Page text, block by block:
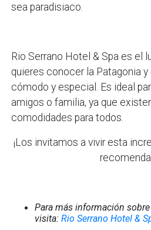
sea paradisiaco.
Rio Serrano Hotel & Spa es el
quieres conocer la Patagonia y
cómodo y especial. Es ideal
amigos o familia, ya que
comodidades para todos.
¡Los invitamos a vivir esta
Para más información
visita:Rio Serrano Hotel &